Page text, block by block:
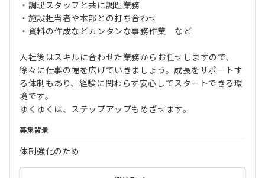
・調理スタッフと共に調理業務
・施設担当者や本部との打ち合わせ
・資料の作成などカンタンな事務作業 など
入社後はスキルに合わせた業務からお任せしますので、
徐々に仕事の幅を広げていきましょう。成長をサポートす
る体制もあり、経験に関わらず安心してスタートできる環
境です。
ゆくゆくは、ステップアップもめざせます。
募集背景
体制強化のため